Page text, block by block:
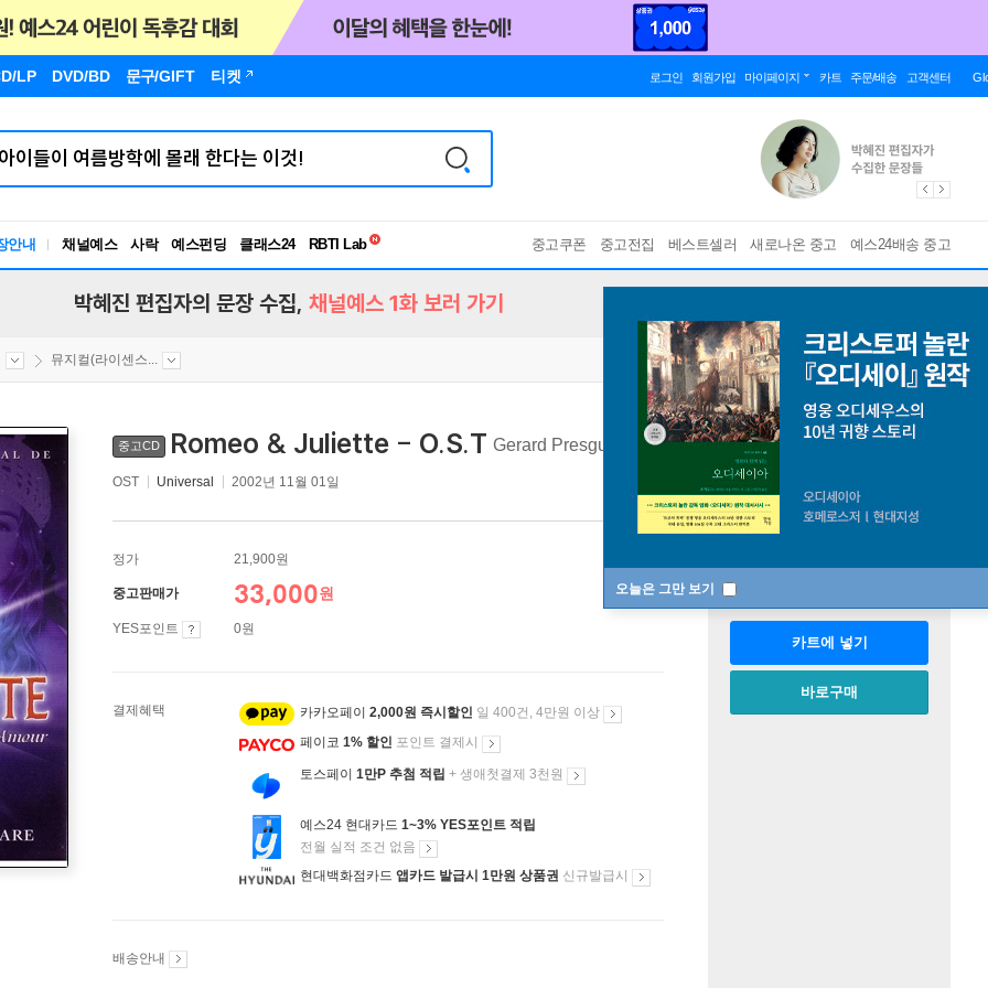
LP DVD/BD 문구/GIFT 티켓 로그인 회원가입 마이페이지 카트 주문/배송 고객센터
안내 채널예스 사락 예스펀딩 클래스24
독서유형검사
중고쿠폰 중고전집 베스트셀러 새로나온 중고 예스24배송 중고
오늘은 그만 보기
박혜진 편집자의 문장 수집, 채널예스 1화 보러 가기
뮤지컬(라이센스...
중고CD Romeo & Juliette - O.S.T Gerard Presgurvic
OST Universal 2002년 11월 01일
정가 21,900원
중고판매가 33,000원
YES포인트 0원
결제혜택 카카오페이 2,000원 즉시할인 일 400건, 4만원 이상
페이코 1% 할인 포인트 결제시
토스페이 1만P 추첨 적립 + 생애첫결제 3천원
예스24 현대카드 1~3% YES포인트 적립
전월 실적 조건 없음
현대백화점카드 앱카드 발급시 1만원 상품권 신규발급시
배송안내
수량
카트에 넣기
바로구매